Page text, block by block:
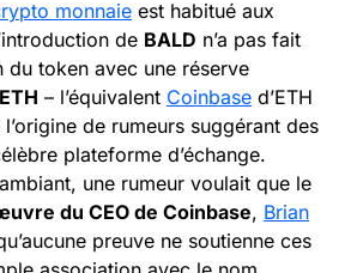
monnaie est habitué aux
de BALD n’a pas fait
du token avec une réserve
– l’équivalent Coinbase d’ETH
de rumeurs suggérant des
plateforme d’échange.
une rumeur voulait que le
du CEO de Coinbase, Brian
preuve ne soutienne ces